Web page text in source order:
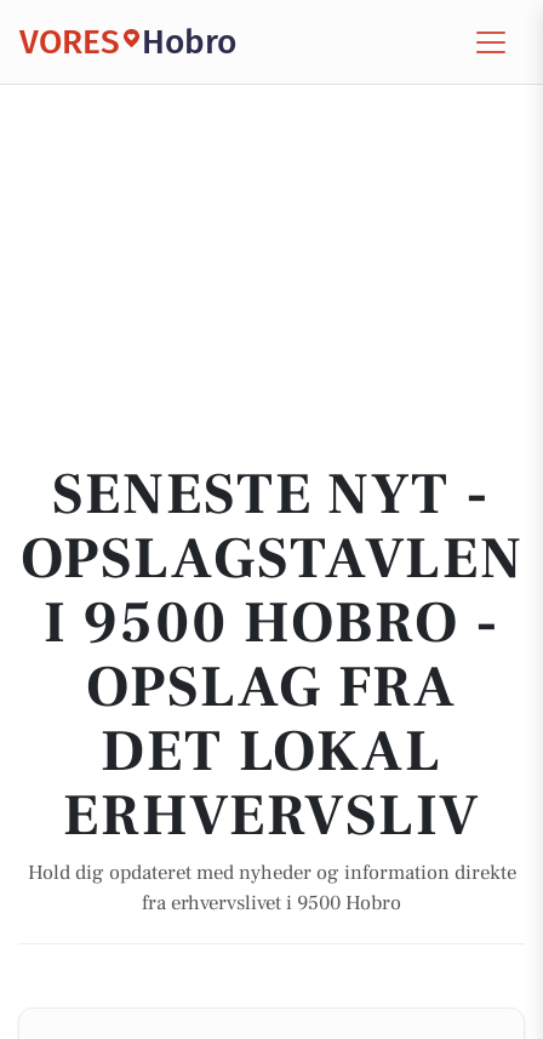
VORES Hobro
SENESTE NYT -
OPSLAGSTAVLEN
I 9500 HOBRO -
OPSLAG FRA
DET LOKAL
ERHVERVSLIV
Hold dig opdateret med nyheder og information direkte
fra erhvervslivet i 9500 Hobro